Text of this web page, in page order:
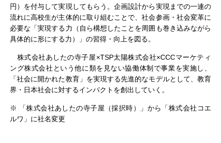
円）を付与して実現してもらう。企画設計から実現までの一連の
流れに高校生が主体的に取り組むことで、社会参画・社会変革に
必要な「実現する力（自ら構想したことを周囲も巻き込みながら
具体的に形にする力）」の習得・向上を図る。
株式会社あしたの寺子屋×TSP太陽株式会社×CCCマーケティ
ング株式会社という他に類を見ない協働体制で事業を実施し、
「社会に開かれた教育」を実現する先進的なモデルとして、教育
界・日本社会に対するインパクトを創出していく。
※ 「株式会社あしたの寺子屋（採択時）」から「株式会社コエ
ルワ」に社名変更